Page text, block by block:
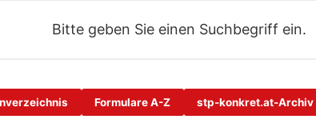
Bitte geben Sie einen Suchbegriff ein.
Formulare A-Z stp-konkret.at-Archiv